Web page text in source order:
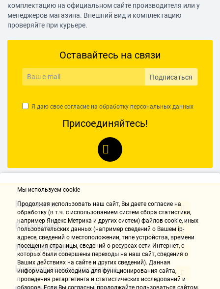
комплектацию на официальном сайте производителя или у
менеджеров магазина. Внешний вид и комплектацию
проверяйте при курьере.
Оставайтесь на связи
Подписаться
Я даю свое согласие на обработку персональных данных
Присоединяйтесь!
Контакты
Компания
Информация
Направления доставки
Мы используем cookie
Продолжая использовать наш cайт, Вы даете согласие на
обработку (в т.ч. с использованием систем сбора статистики,
например Яндекс.Метрика и других систем) файлов cookie, иных
пользовательских данных (например сведений о Вашем ip-
адресе, сведений о местоположении, типе устройства, времени
посещения страницы, сведений о ресурсах сети Интернет, с
которых были совершены переходы на наш сайт, сведения о
Ваших действиях на сайте и других сведений). Данная
информация необходима для функционирования сайта,
проведения ретаргетинга и статистических исследований и
обзоров. Если Вы согласны, продолжайте пользоваться сайтом,